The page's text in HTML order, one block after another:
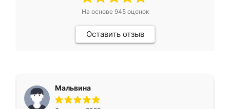
На основе 945оценок
Оставить отзыв
Мальвина